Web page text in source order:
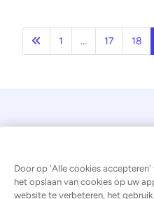
Vorige
1 ... 17 18
Door op 'Alle cookies
het opslaan van cookies op uw
website te verbeteren, het